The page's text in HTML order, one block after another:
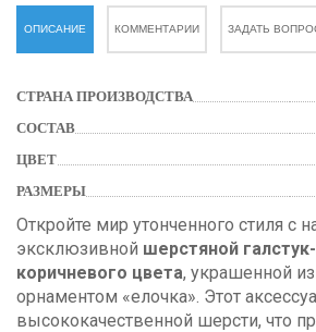
ОПИСАНИЕ КОММЕНТАРИИ ЗАДАТЬ
СТРАНА ПРОИЗВОДСТВА
СОСТАВ
ЦВЕТ
РАЗМЕРЫ
Откройте мир утонченного стиля с
эксклюзивной шерстяной
коричневого цвета, украшенной
орнаментом «елочка». Этот
высококачественной шерсти, что